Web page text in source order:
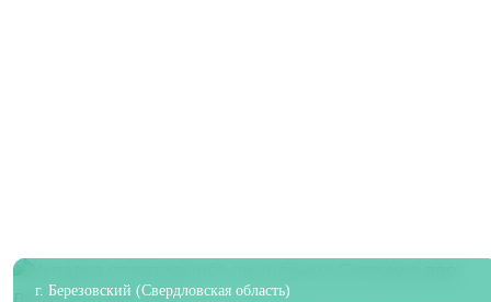
г. Березовский (Свердловская область)